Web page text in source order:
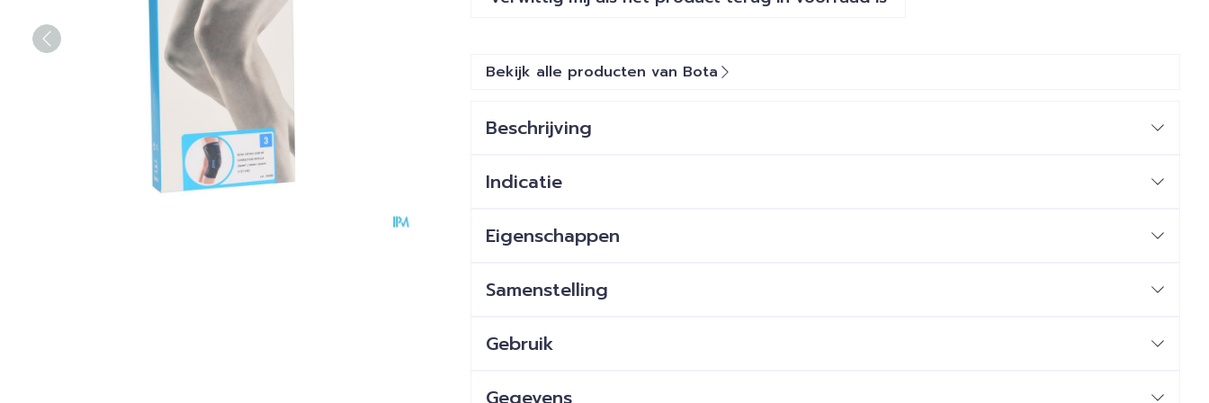
Bekijk alle producten van Bota
Beschrijving
Indicatie
Eigenschappen
Samenstelling
Gebruik
Gegevens